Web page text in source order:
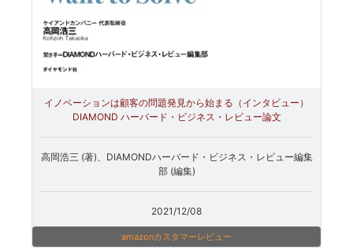
イノベーションは顧客の問題発見から始まる（インタビュー）
DIAMOND ハーバード・ビジネス・レビュー論文
高岡浩三 (著)、DIAMONDハーバード・ビジネス・レビュー編集
部 (編集)
2021/12/08
amazonカスタマーレビュー